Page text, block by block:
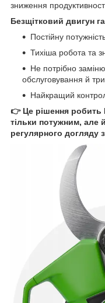
зниження
Безщітковий двигун
Постійну
Тихіша робота та
Не потрібно
обслуговування й
Найкращий
👉 Це рішення робить
тільки потужним, але
регулярного догляду